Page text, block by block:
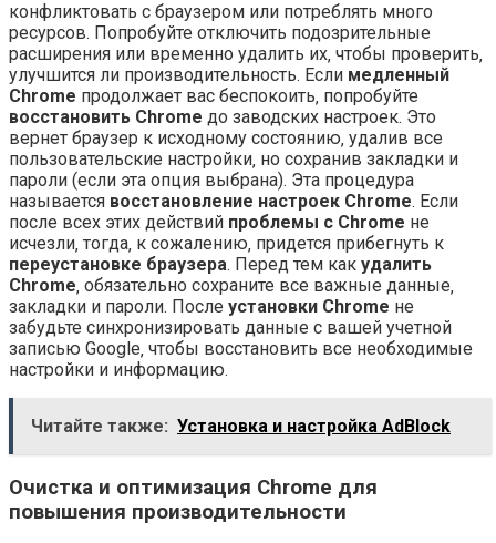
конфликтовать с браузером или потреблять много
ресурсов. Попробуйте отключить подозрительные
расширения или временно удалить их‚ чтобы проверить‚
улучшится ли производительность. Если медленный
Chrome продолжает вас беспокоить‚ попробуйте
восстановить Chrome до заводских настроек. Это
вернет браузер к исходному состоянию‚ удалив все
пользовательские настройки‚ но сохранив закладки и
пароли (если эта опция выбрана). Эта процедура
называется восстановление настроек Chrome. Если
после всех этих действий проблемы с Chrome не
исчезли‚ тогда‚ к сожалению‚ придется прибегнуть к
переустановке браузера. Перед тем как удалить
Chrome‚ обязательно сохраните все важные данные‚
закладки и пароли. После установки Chrome не
забудьте синхронизировать данные с вашей учетной
записью Google‚ чтобы восстановить все необходимые
настройки и информацию.
Читайте также: Установка и настройка AdBlock
Очистка и оптимизация Chrome для
повышения производительности